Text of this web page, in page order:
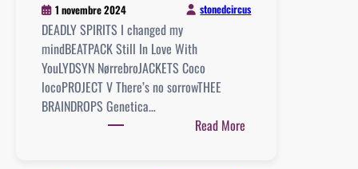
1 novembre 2024 stonedcircus
DEADLY SPIRITS I changed my
mindBEATPACK Still In Love With
YouLYDSYN NørrebroJACKETS Coco
locoPROJECT V There’s no sorrowTHEE
BRAINDROPS Genetica…
Read More